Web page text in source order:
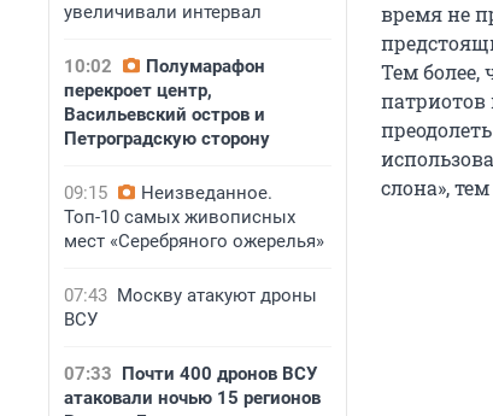
увеличивали интервал
10:02
Полумарафон
перекроет центр,
Васильевский остров и
Петроградскую сторону
09:15
Неизведанное.
Топ-10 самых живописных
мест «Серебряного ожерелья»
07:43 Москву атакуют дроны
ВСУ
07:33 Почти 400 дронов ВСУ
атаковали ночью 15 регионов
время не
Тем
патриотов
слона»,